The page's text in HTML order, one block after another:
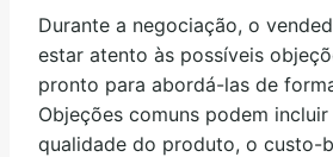
Durante a negociação, o
estar atento às possíveis
pronto para abordá-las de
Objeções comuns podem
qualidade do produto, o custo-